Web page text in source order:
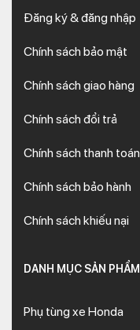
Đăng ký & đăng nhập
Chính sách bảo mật
Chính sách giao hàng
Chính sách đổi trả
Chính sách thanh toán
Chính sách bảo hành
Chính sách khiếu nại
DANH MỤC SẢN PHẨM
Phụ tùng xe Honda